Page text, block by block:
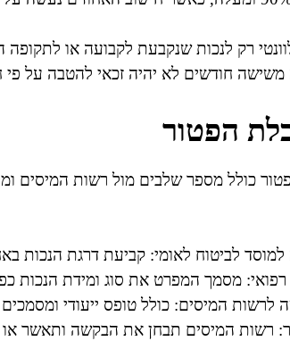
רק לנכות שנקבעת לקבועה או
חודשים לא יהיה זכאי להטבה על פי
הפטור
כולל מספר שלבים מול רשות המיסים
לביטוח לאומי: קביעת דרגת הנכות
מסמך המפרט את סוג ומידת הנכות
המיסים: כולל טופס ייעודי ומסמכים
רשות המיסים תבחן את הבקשה ותאשר